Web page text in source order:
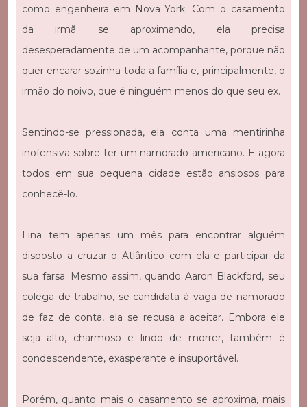
como engenheira em Nova York. Com o casamento
da irmã se aproximando, ela precisa
desesperadamente de um acompanhante, porque não
quer encarar sozinha toda a família e, principalmente, o
irmão do noivo, que é ninguém menos do que seu ex.
Sentindo-se pressionada, ela conta uma mentirinha
inofensiva sobre ter um namorado americano. E agora
todos em sua pequena cidade estão ansiosos para
conhecê-lo.
Lina tem apenas um mês para encontrar alguém
disposto a cruzar o Atlântico com ela e participar da
sua farsa. Mesmo assim, quando Aaron Blackford, seu
colega de trabalho, se candidata à vaga de namorado
de faz de conta, ela se recusa a aceitar. Embora ele
seja alto, charmoso e lindo de morrer, também é
condescendente, exasperante e insuportável.
Porém, quanto mais o casamento se aproxima, mais